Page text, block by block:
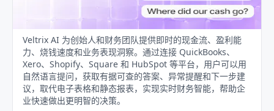
Veltrix AI 为创始人和财务团队提供即时的现金流、盈利能
力、烧钱速度和业务表现洞察。通过连接 QuickBooks、
Xero、Shopify、Square 和 HubSpot 等平台，用户可以用
自然语言提问，获取有据可查的答案、异常提醒和下一步建
议，取代电子表格和静态报表，实现实时财务智能，帮助企
业快速做出更明智的决策。